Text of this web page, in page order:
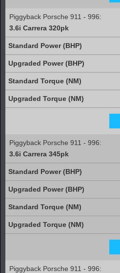
Piggyback Porsche 911 - 996:
3.6i Carrera 320pk
Piggyback Porsche 911 - 996:
3.6i Carrera 345pk
Piggyback Porsche 911 - 996: